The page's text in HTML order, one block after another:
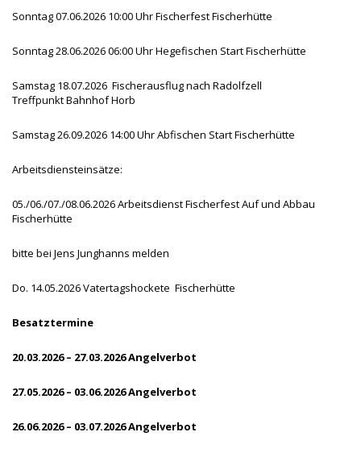
Sonntag 07.06.2026 10:00 Uhr Fischerfest Fischerhütte
Sonntag 28.06.2026 06:00 Uhr Hegefischen Start Fischerhütte
Samstag 18.07.2026 Fischerausflug nach Radolfzell
Treffpunkt Bahnhof Horb
Samstag 26.09.2026 14:00 Uhr Abfischen Start Fischerhütte
Arbeitsdiensteinsätze:
05./06./07./08.06.2026 Arbeitsdienst Fischerfest Auf und Abbau
Fischerhütte
bitte bei Jens Junghanns melden
Do. 14.05.2026 Vatertagshockete Fischerhütte
Besatztermine
20.03.2026 – 27.03.2026 Angelverbot
27.05.2026 – 03.06.2026 Angelverbot
26.06.2026 – 03.07.2026 Angelverbot